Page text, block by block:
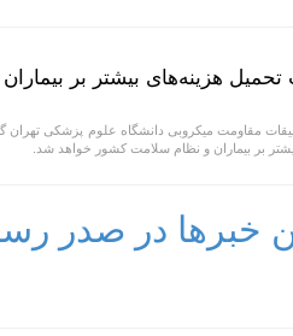
هزینه‌های بیشتر بر
مقاومت میکروبی دانشگاه علوم پزشکی
بر بیماران و نظام سلامت کشور خواهد شد.
خبرها در صدر